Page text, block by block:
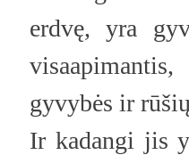
erdvę, yra
gyvybės ir
Ir kadangi jis